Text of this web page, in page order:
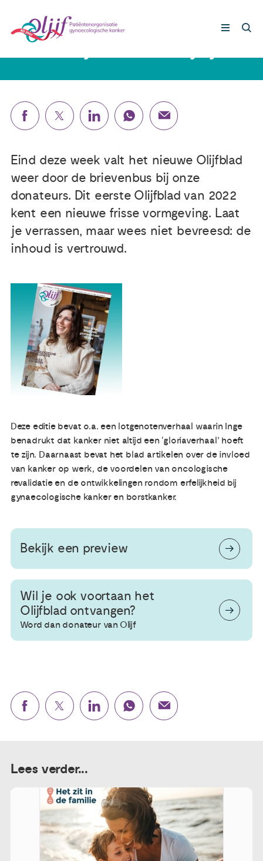
Nieuws
Publicaties
Ervaringsdeskundigheid
Over ons
Contact
Gynaecologische kankers
Lotgenoten
Steun ons
22 maart 2022
Eind deze week valt het nieuwe Olijfblad
weer door de brievenbus bij onze
donateurs. Dit eerste Olijfblad van 2022
kent een nieuwe frisse vormgeving. Laat
je verrassen, maar wees niet bevreesd: de
inhoud is vertrouwd.
Deze editie bevat o.a. een lotgenotenverhaal waarin Inge
benadrukt dat kanker niet altijd een ‘gloriaverhaal' hoeft
te zijn. Daarnaast bevat het blad artikelen over de invloed
van kanker op werk, de voordelen van oncologische
revalidatie en de ontwikkelingen rondom erfelijkheid bij
gynaecologische kanker en borstkanker.
Bekijk een preview
Wil je ook voortaan het
Olijfblad ontvangen?
Word dan donateur van Olijf
Lees verder...